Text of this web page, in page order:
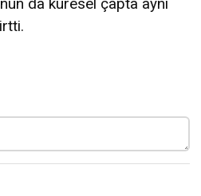
da küresel çapta aynı